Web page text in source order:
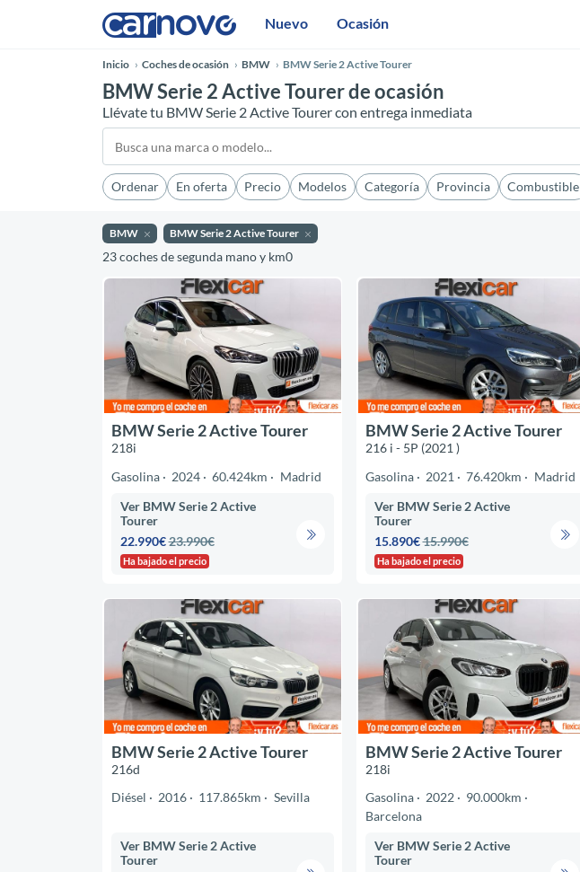
Nuevo Ocasión
Inicio Coches de ocasión BMW BMW Serie 2 Active Tourer
BMW Serie 2 Active Tourer de ocasión
Llévate tu BMW Serie 2 Active Tourer con entrega inmediata
Ordenar En oferta Precio Modelos Categoría Provincia Combustible
BMW BMW Serie 2 Active Tourer
23 coches de segunda mano y km0
BMW Serie 2 Active Tourer
218i
Gasolina
2024 60.424km
Madrid
Ver BMW Serie 2 Active
Tourer
22.990€23.990€
Ha bajado el precio
BMW Serie 2 Active Tourer
216 i - 5P (2021 )
Gasolina
2021 76.420km
Madrid
Ver BMW Serie 2 Active
Tourer
15.890€15.990€
Ha bajado el precio
BMW Serie 2 Active Tourer
216d
Diésel
2016 117.865km Sevilla
Ver BMW Serie 2 Active
Tourer
BMW Serie 2 Active Tourer
218i
Gasolina
2022
90.000km
Barcelona
Ver BMW Serie 2 Active
Tourer